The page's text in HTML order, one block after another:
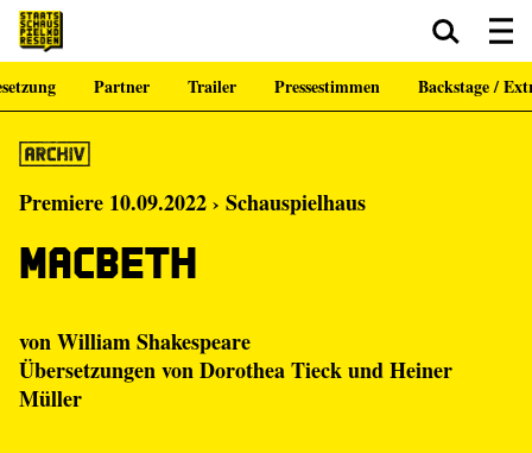
Zum Hauptinhalt springen Zum Footer springen
Partner Trailer Pressestimmen Backstage /
Premiere 10.09.2022 › Schauspielhaus
Macbeth
von William Shakespeare
Übersetzungen von Dorothea Tieck und Heiner
Müller